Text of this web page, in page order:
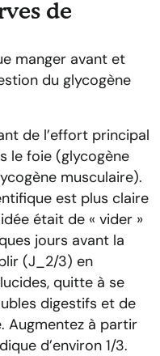
de
manger avant et
du glycogène
de l’effort principal
le foie (glycogène
musculaire).
est plus claire
était de « vider »
jours avant la
(J_2/3) en
quitte à se
digestifs et de
Augmentez à partir
d’environ 1/3.